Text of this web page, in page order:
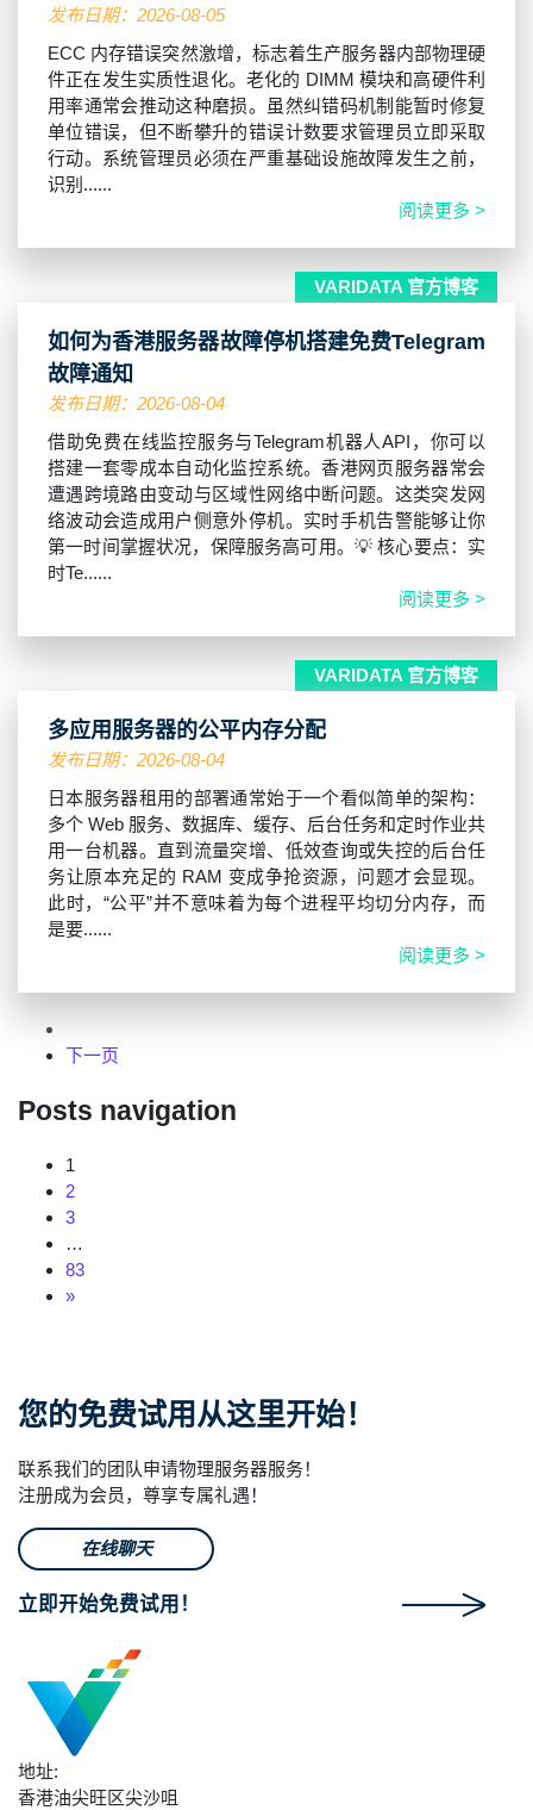
发布日期：2026-08-05
ECC 内存错误突然激增，标志着生产服务器内部物理硬
件正在发生实质性退化。老化的 DIMM 模块和高硬件利
用率通常会推动这种磨损。虽然纠错码机制能暂时修复
单位错误，但不断攀升的错误计数要求管理员立即采取
行动。系统管理员必须在严重基础设施故障发生之前，
识别......
阅读更多 >
VARIDATA 官方博客
如何为香港服务器故障停机搭建免费Telegram
故障通知
发布日期：2026-08-04
借助免费在线监控服务与Telegram机器人API，你可以
搭建一套零成本自动化监控系统。香港网页服务器常会
遭遇跨境路由变动与区域性网络中断问题。这类突发网
络波动会造成用户侧意外停机。实时手机告警能够让你
第一时间掌握状况，保障服务高可用。💡 核心要点：实
时Te......
阅读更多 >
VARIDATA 官方博客
多应用服务器的公平内存分配
发布日期：2026-08-04
日本服务器租用的部署通常始于一个看似简单的架构：
多个 Web 服务、数据库、缓存、后台任务和定时作业共
用一台机器。直到流量突增、低效查询或失控的后台任
务让原本充足的 RAM 变成争抢资源，问题才会显现。
此时，“公平”并不意味着为每个进程平均切分内存，而
是要......
阅读更多 >
下一页
Posts navigation
1
2
3
…
83
»
您的免费试用从这里开始！
联系我们的团队申请物理服务器服务！
注册成为会员，尊享专属礼遇！
在线聊天
立即开始免费试用！
地址:
香港油尖旺区尖沙咀